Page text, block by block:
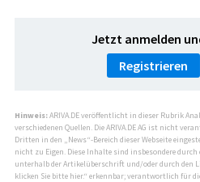
Jetzt anmelden
Registrieren
Hinweis:ARIVA.DE veröffentlicht in dieser Rubrik
verschiedenen Quellen. Die ARIVA.DE AG ist nicht
Dritten in den „News“-Bereich dieser Webseite
nicht zu Eigen. Diese Inhalte sind insbesondere
unterhalb der Artikelüberschrift und/oder durch den
klicken Sie bitte hier.“ erkennbar; verantwortlich für